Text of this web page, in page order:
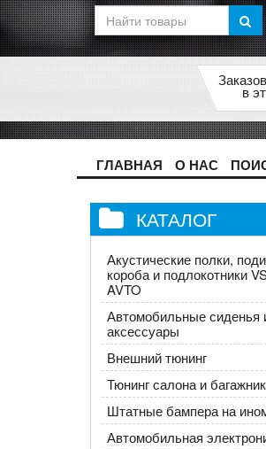
в
ГЛАВНАЯ О НАС
КАТАЛОГ
Акустические полки,
короба и подлокотники
AVTO
Автомобильные сиденья
аксессуары
Внешний тюнинг
Тюнинг салона и
Штатные бампера на
Автомобильная